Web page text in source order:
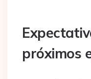
próximos